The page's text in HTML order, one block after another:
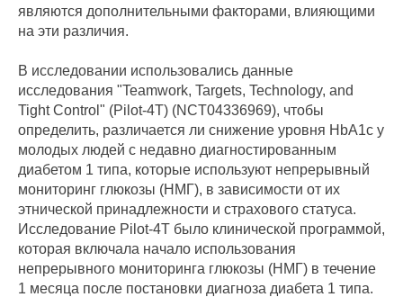
являются дополнительными факторами, влияющими
на эти различия.
В исследовании использовались данные
исследования "Teamwork, Targets, Technology, and
Tight Control" (Pilot-4T) (NCT04336969), чтобы
определить, различается ли снижение уровня HbA1c у
молодых людей с недавно диагностированным
диабетом 1 типа, которые используют непрерывный
мониторинг глюкозы (НМГ), в зависимости от их
этнической принадлежности и страхового статуса.
Исследование Pilot-4T было клинической программой,
которая включала начало использования
непрерывного мониторинга глюкозы (НМГ) в течение
1 месяца после постановки диагноза диабета 1 типа.